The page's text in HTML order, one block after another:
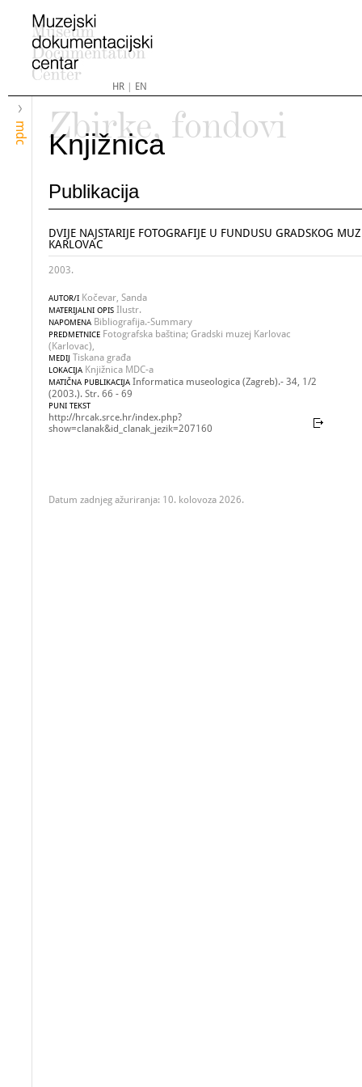
HR| EN
mdc
Zbirke, fondovi
Knjižnica
Publikacija
DVIJE NAJSTARIJE FOTOGRAFIJE U FUNDUSU GRADSKOG
KARLOVAC
2003.
AUTOR/I Kočevar, Sanda
MATERIJALNI OPIS Ilustr.
NAPOMENA Bibliografija.-Summary
PREDMETNICE Fotografska baština; Gradski muzej Karlovac
(Karlovac),
MEDIJ Tiskana građa
LOKACIJA Knjižnica MDC-a
MATIČNA PUBLIKACIJA Informatica museologica (Zagreb).- 34, 1/2
(2003.). Str. 66 - 69
PUNI TEKST
http://hrcak.srce.hr/index.php?
show=clanak&id_clanak_jezik=207160
Datum zadnjeg ažuriranja: 10. kolovoza 2026.